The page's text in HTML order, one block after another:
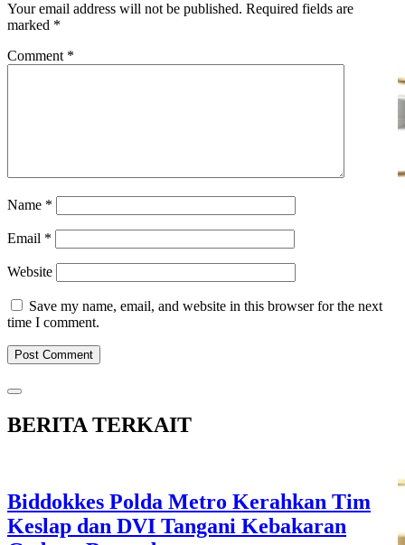
Your email address will not be published. Required fields are
marked *
Comment *
Name *
Email *
Website
Save my name, email, and website in this browser for the next
time I comment.
BERITA TERKAIT
Biddokkes Polda Metro Kerahkan Tim
Keslap dan DVI Tangani Kebakaran